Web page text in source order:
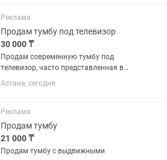
Реклама
Продам тумбу под телевизор
30 000 ₸
Продам современную тумбу под
телевизор, часто представленная в
каталогах мебельных магазинов
Астаны в цвете «дуб сонома» с белыми
для техники и закрытые выдвижные...
Астана, сегодня
Реклама
Продам тумбу
21 000 ₸
Продам тумбу с выдвижными